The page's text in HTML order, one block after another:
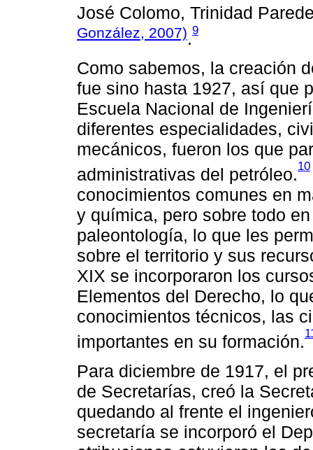
José Colomo, Trinidad
González, 2007).9
Como sabemos, la creación
fue sino hasta 1927, así que
Escuela Nacional de
diferentes especialidades,
mecánicos, fueron los que
administrativas del petróleo.10
conocimientos comunes en
y química, pero sobre todo
paleontología, lo que les
sobre el territorio y sus
XIX se incorporaron los
Elementos del Derecho, lo
conocimientos técnicos, las
importantes en su formación.
Para diciembre de 1917, el
de Secretarías, creó la
quedando al frente el
secretaría se incorporó el